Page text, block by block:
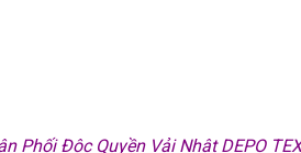
Phối Độc Quyền Vải Nhật DEPO